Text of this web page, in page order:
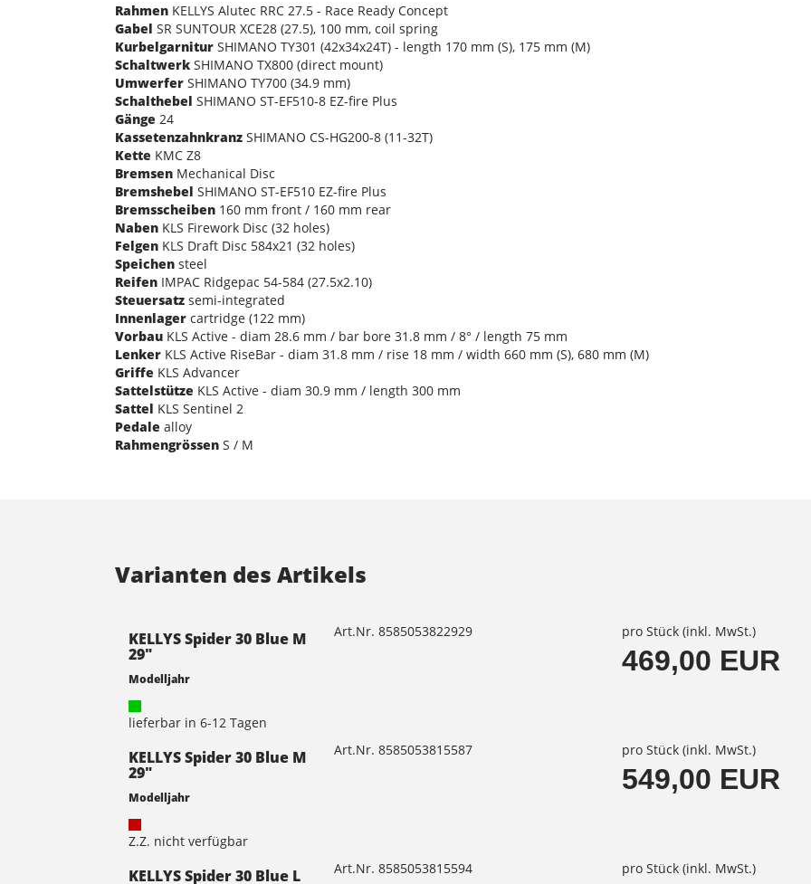
Rahmen KELLYS Alutec RRC 27.5 - Race Ready Concept
Gabel SR SUNTOUR XCE28 (27.5), 100 mm, coil spring
Kurbelgarnitur SHIMANO TY301 (42x34x24T) - length 170 mm (S), 175 mm (M)
Schaltwerk SHIMANO TX800 (direct mount)
Umwerfer SHIMANO TY700 (34.9 mm)
Schalthebel SHIMANO ST-EF510-8 EZ-fire Plus
Gänge 24
Kassetenzahnkranz SHIMANO CS-HG200-8 (11-32T)
Kette KMC Z8
Bremsen Mechanical Disc
Bremshebel SHIMANO ST-EF510 EZ-fire Plus
Bremsscheiben 160 mm front / 160 mm rear
Naben KLS Firework Disc (32 holes)
Felgen KLS Draft Disc 584x21 (32 holes)
Speichen steel
Reifen IMPAC Ridgepac 54-584 (27.5x2.10)
Steuersatz semi-integrated
Innenlager cartridge (122 mm)
Vorbau KLS Active - diam 28.6 mm / bar bore 31.8 mm / 8° / length 75 mm
Lenker KLS Active RiseBar - diam 31.8 mm / rise 18 mm / width 660 mm (S), 680 mm (M)
Griffe KLS Advancer
Sattelstütze KLS Active - diam 30.9 mm / length 300 mm
Sattel KLS Sentinel 2
Pedale alloy
Rahmengrössen S / M
Varianten des Artikels
KELLYS Spider 30 Blue M
29"
Modelljahr
lieferbar in 6-12 Tagen
Art.Nr. 8585053822929 pro Stück (inkl. MwSt.)
469,00 EUR
KELLYS Spider 30 Blue M
29"
Modelljahr
Z.Z. nicht verfügbar
Art.Nr. 8585053815587 pro Stück (inkl. MwSt.)
549,00 EUR
KELLYS Spider 30 Blue L Art.Nr. 8585053815594 pro Stück (inkl. MwSt.)